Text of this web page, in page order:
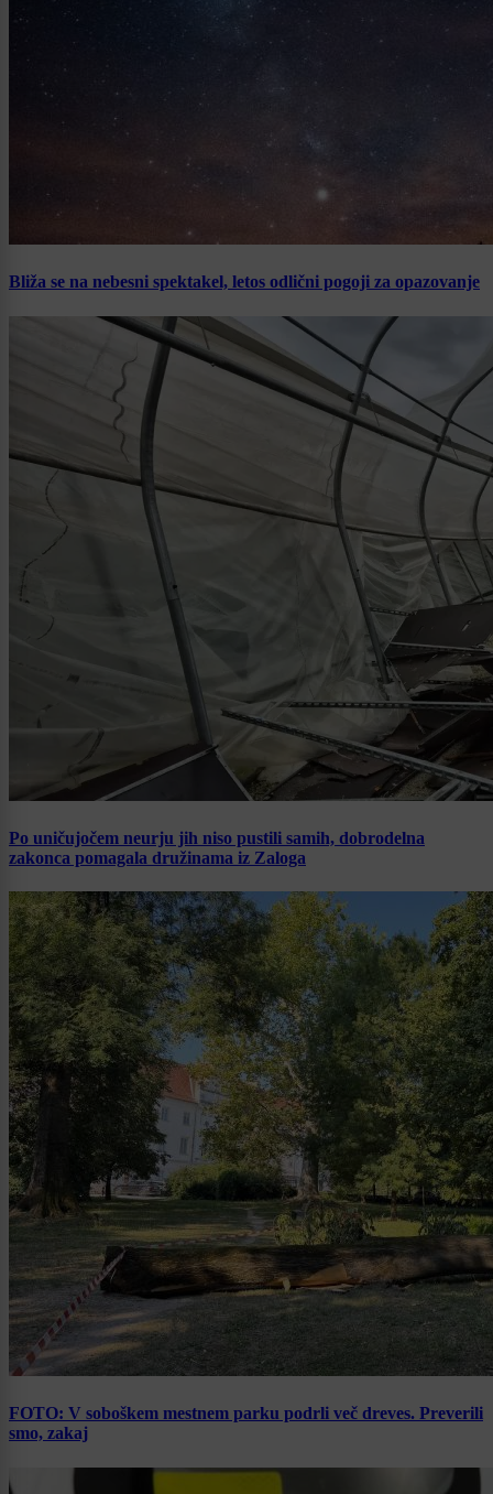
Bliža se na nebesni spektakel, letos odlični pogoji za opazovanje
Po uničujočem neurju jih niso pustili samih, dobrodelna
zakonca pomagala družinama iz Zaloga
FOTO: V soboškem mestnem parku podrli več dreves. Preverili
smo, zakaj